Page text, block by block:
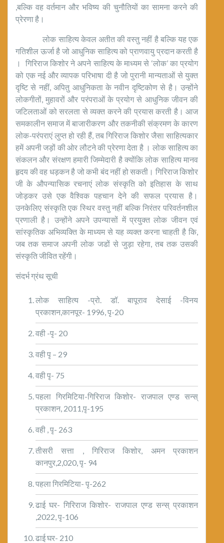
,बल्कि वह वर्तमान और भविष्य की चुनौतियों का सामना करने की
प्रेरणा है।
लोक साहित्य केवल अतीत की वस्तु नहीं है बल्कि यह एक
गतिशील ऊर्जा है जो आधुनिक साहित्य को प्राणवायु प्रदान करती है
। गिरिराज किशोर ने अपने साहित्य के माध्यम से ‘लोक’ का प्रयोग
को एक नई और व्यापक परिभाषा दी है जो पुरानी मान्यताओं से युक्त
दृष्टि से नहीं, अपितु आधुनिकता के नवीन दृष्टिकोण से है। उन्होंने
लोकगीतों, मुहावरों और परंपराओं के प्रयोग से आधुनिक जीवन की
जटिलताओं को सरलता से व्यक्त करने की प्रयास करती है। आज
समकालीन समाज में बाजारीकरण और तकनीकी संक्रमण के कारण
लोक-परंपराएं लुप्त हो रही हैं, तब गिरिराज किशोर जैसा साहित्यकार
हमें अपनी जड़ों की ओर लौटने की प्रेरणा देता है । लोक साहित्य का
संकलन और संरक्षण हमारी जिम्मेदारी है क्योंकि लोक साहित्य मानव
हृदय की वह धड़कन है जो कभी बंद नहीं हो सकती। गिरिराज किशोर
जी के औपन्यासिक रचनाएं लोक संस्कृति को इतिहास के साथ
जोड़कर उसे एक वैश्विक पहचान देने की सफल प्रयास है।
उनकेलिए संस्कृति एक स्थिर वस्तु नहीं बल्कि निरंतर परिवर्तनशील
प्रणाली है। उन्होंने अपने उपन्यासों में प्रयुक्त लोक जीवन एवं
सांस्कृतिक अभिव्यक्ति के माध्यम से यह व्यक्त करना चाहती है कि,
जब तक समाज अपनी लोक जडों से जुड़ा रहेगा, तब तक उसकी
संस्कृति जीवित रहेंगी।
संदर्भ ग्रंथ सूची
लोक साहित्य -प्रो. डॉ. बापूराव देसाई -विनय
प्रकाशन,कानपूर- 1996, पृ-20
वही -पृ- 20
वही पृ – 29
वही पृ- 75
पहला गिरमिटिया-गिरिराज किशोर- राजपाल एण्ड सन्स्
प्रकाशन, 2011,पृ-195
वही , पृ- 263
तीसरी सत्ता , गिरिराज किशोर, अमन प्रकाशन
कानपुर,2,020, पृ- 94
पहला गिरमिटिया- पृ-262
ढाई घर- गिरिराज किशोर- राजपाल एण्ड सन्स् प्रकाशन
,2022, पृ-106
ढाई घर- 210